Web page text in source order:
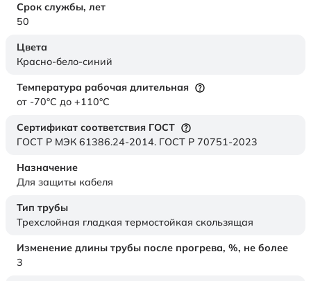
Срок службы, лет
50
Цвета
Красно-бело-синий
Температура рабочая длительная
от -70°C до +110°C
Сертификат соответствия ГОСТ
ГОСТ Р МЭК 61386.24-2014. ГОСТ Р 70751-2023
Назначение
Для защиты кабеля
Тип трубы
Трехслойная гладкая термостойкая скользящая
Изменение длины трубы после прогрева, %, не более
3